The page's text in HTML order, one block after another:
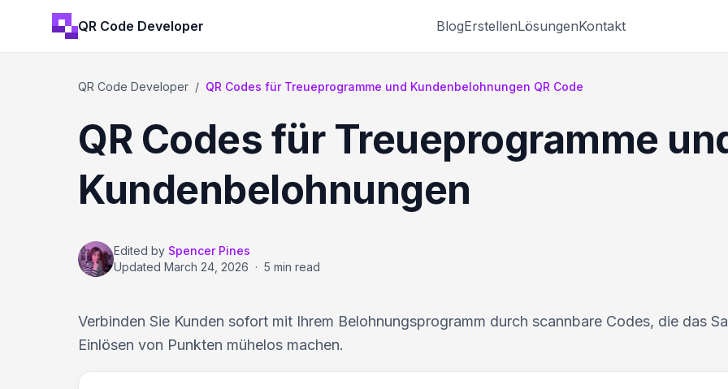
QR Code Developer BlogErstellenLösungenKontakt
QR Code Developer / QR Codes für Treueprogramme und Kundenbelohnungen QR Code
QR Codes für Treueprogramme
Kundenbelohnungen
Edited by Spencer Pines
Updated March 24, 2026 · 5 min read
Verbinden Sie Kunden sofort mit Ihrem Belohnungsprogramm durch scannbare Codes, die das
Einlösen von Punkten mühelos machen.